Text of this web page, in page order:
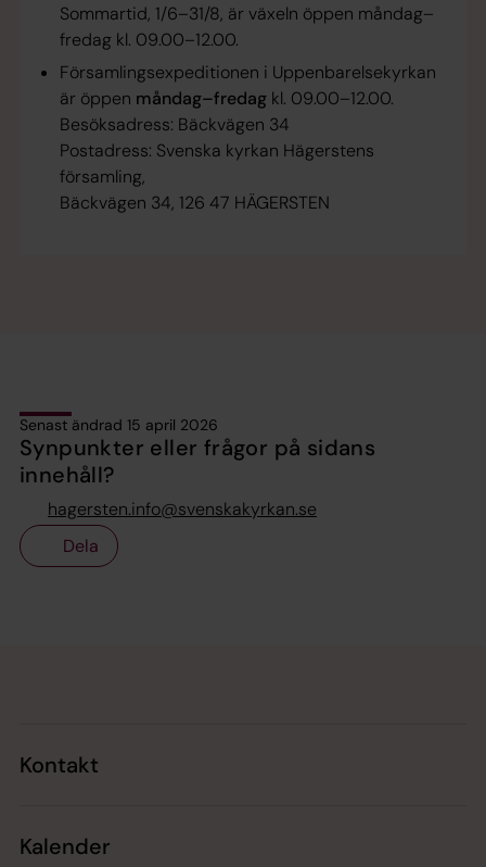
Sommartid, 1/6–31/8, är växeln öppen måndag–
fredag kl. 09.00–12.00.
Församlingsexpeditionen i Uppenbarelsekyrkan
är öppen måndag–fredag kl. 09.00–12.00.
Besöksadress: Bäckvägen 34
Postadress: Svenska kyrkan Hägerstens
församling,
Bäckvägen 34, 126 47 HÄGERSTEN
Senast ändrad 15 april 2026
Synpunkter eller frågor på sidans
innehåll?
hagersten.info@svenskakyrkan.se
Dela
Kontakt
Kalender